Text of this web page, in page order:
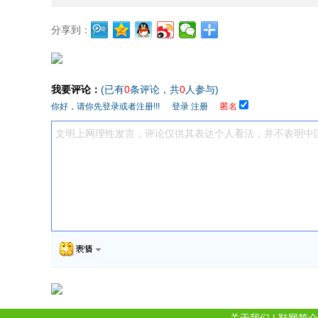
分享到：
我要评论： (已有0条评论，共0人参与)
你好，请你先登录或者注册!!! 登录 注册 匿名